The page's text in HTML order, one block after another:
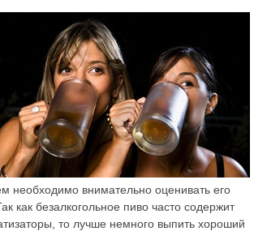
необходимо внимательно оценивать его
как безалкогольное пиво часто содержит
то лучше немного выпить хороший